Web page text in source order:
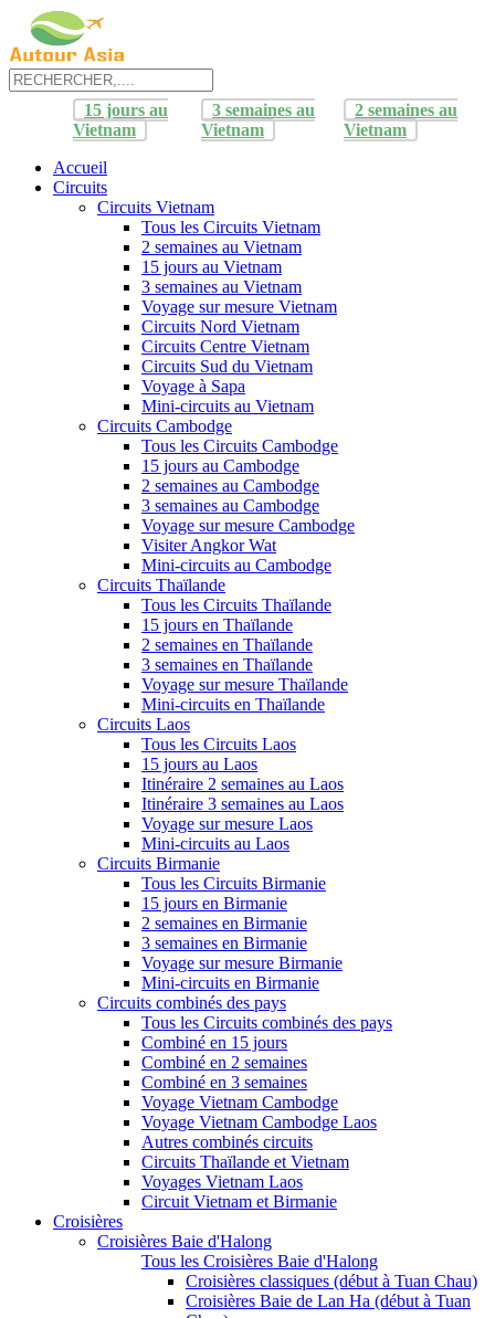
15 jours au
Vietnam
3 semaines au
Vietnam
2 semaines au
Vietnam
Accueil
Circuits
Circuits Vietnam
Tous les Circuits Vietnam
2 semaines au Vietnam
15 jours au Vietnam
3 semaines au Vietnam
Voyage sur mesure Vietnam
Circuits Nord Vietnam
Circuits Centre Vietnam
Circuits Sud du Vietnam
Voyage à Sapa
Mini-circuits au Vietnam
Circuits Cambodge
Tous les Circuits Cambodge
15 jours au Cambodge
2 semaines au Cambodge
3 semaines au Cambodge
Voyage sur mesure Cambodge
Visiter Angkor Wat
Mini-circuits au Cambodge
Circuits Thaïlande
Tous les Circuits Thaïlande
15 jours en Thaïlande
2 semaines en Thaïlande
3 semaines en Thaïlande
Voyage sur mesure Thaïlande
Mini-circuits en Thaïlande
Circuits Laos
Tous les Circuits Laos
15 jours au Laos
Itinéraire 2 semaines au Laos
Itinéraire 3 semaines au Laos
Voyage sur mesure Laos
Mini-circuits au Laos
Circuits Birmanie
Tous les Circuits Birmanie
15 jours en Birmanie
2 semaines en Birmanie
3 semaines en Birmanie
Voyage sur mesure Birmanie
Mini-circuits en Birmanie
Circuits combinés des pays
Tous les Circuits combinés des pays
Combiné en 15 jours
Combiné en 2 semaines
Combiné en 3 semaines
Voyage Vietnam Cambodge
Voyage Vietnam Cambodge Laos
Autres combinés circuits
Circuits Thaïlande et Vietnam
Voyages Vietnam Laos
Circuit Vietnam et Birmanie
Croisières
Croisières Baie d'Halong
Tous les Croisières Baie d'Halong
Croisières classiques (début à Tuan Chau)
Croisières Baie de Lan Ha (début à Tuan